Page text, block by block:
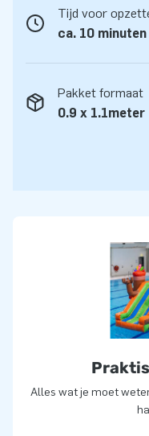
Tijd voor
ca. 10 minuten
Pakket formaat
0.9 x 1.1meter
Alles wat je moet